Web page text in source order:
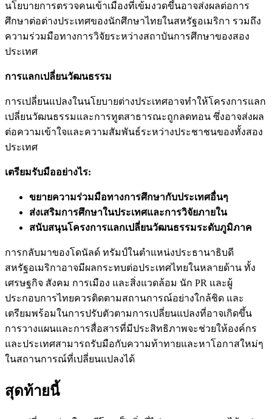
นโยบายการตรวจคนเข้าเมืองที่เข้มงวดขึ้นอาจส่งผลต่อการ
ศึกษาต่อต่างประเทศของนักศึกษาไทยในสหรัฐอเมริกา รวมถึง
ความร่วมมือทางการวิจัยระหว่างสถาบันการศึกษาของสอง
ประเทศ
การแลกเปลี่ยนวัฒนธรรม
การเปลี่ยนแปลงในนโยบายต่างประเทศอาจทำให้โครงการแลก
เปลี่ยนวัฒนธรรมและการทูตสาธารณะถูกลดทอน ซึ่งอาจส่งผล
ต่อความเข้าใจและความสัมพันธ์ระหว่างประชาชนของทั้งสอง
ประเทศ
เตรียมรับมืออย่างไร:
ขยายความร่วมมือทางการศึกษากับประเทศอื่นๆ
ส่งเสริมการศึกษาในประเทศและการวิจัยภายใน
สนับสนุนโครงการแลกเปลี่ยนวัฒนธรรมระดับภูมิภาค
การกลับมาของโดนัลด์ ทรัมป์ในตำแหน่งประธานาธิบดี
สหรัฐอเมริกาอาจมีผลกระทบต่อประเทศไทยในหลายด้าน ทั้ง
เศรษฐกิจ สังคม การเมือง และสิ่งแวดล้อม นัก PR และผู้
ประกอบการไทยควรติดตามสถานการณ์อย่างใกล้ชิด และ
เตรียมพร้อมในการปรับตัวตามการเปลี่ยนแปลงที่อาจเกิดขึ้น
การวางแผนและการสื่อสารที่มีประสิทธิภาพจะช่วยให้องค์กร
และประเทศสามารถรับมือกับความท้าทายและหาโอกาสใหม่ๆ
ในสถานการณ์ที่เปลี่ยนแปลงได้
สุดท้ายนี้